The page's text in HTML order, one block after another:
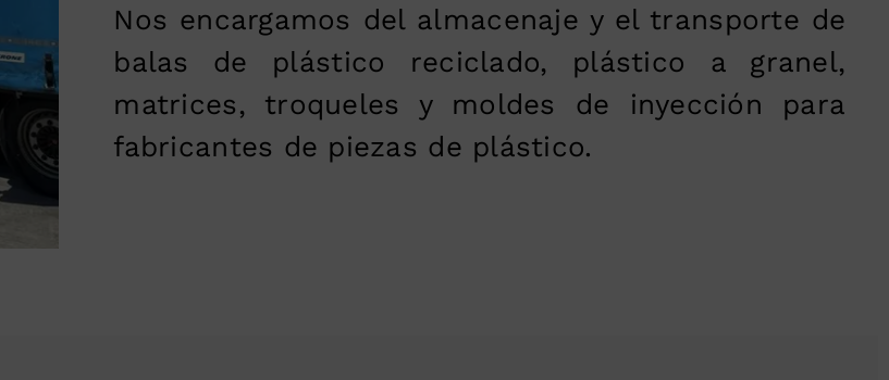
Nos encargamos del almacenaje y el transporte de
balas de plástico reciclado, plástico a granel,
matrices, troqueles y moldes de inyección para
fabricantes de piezas de plástico.